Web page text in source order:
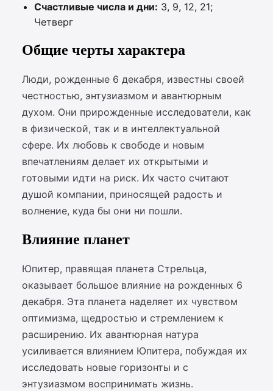
Счастливые числа и дни: 3, 9, 12, 21;
Четверг
Общие черты характера
Люди, рожденные 6 декабря, известны своей
честностью, энтузиазмом и авантюрным
духом. Они прирожденные исследователи, как
в физической, так и в интеллектуальной
сфере. Их любовь к свободе и новым
впечатлениям делает их открытыми и
готовыми идти на риск. Их часто считают
душой компании, приносящей радость и
волнение, куда бы они ни пошли.
Влияние планет
Юпитер, правящая планета Стрельца,
оказывает большое влияние на рожденных 6
декабря. Эта планета наделяет их чувством
оптимизма, щедростью и стремлением к
расширению. Их авантюрная натура
усиливается влиянием Юпитера, побуждая их
исследовать новые горизонты и с
энтузиазмом воспринимать жизнь.